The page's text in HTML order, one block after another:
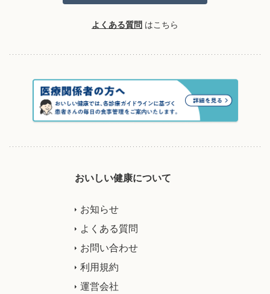
よくある質問 はこちら
おいしい健康について
お知らせ
よくある質問
お問い合わせ
利用規約
運営会社